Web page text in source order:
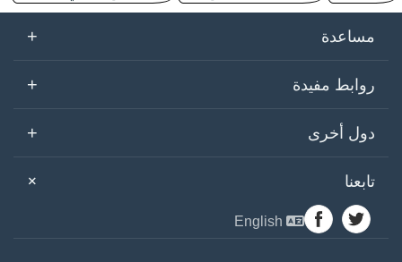
مساعدة +
روابط مفيدة +
دول أخرى +
تابعنا +